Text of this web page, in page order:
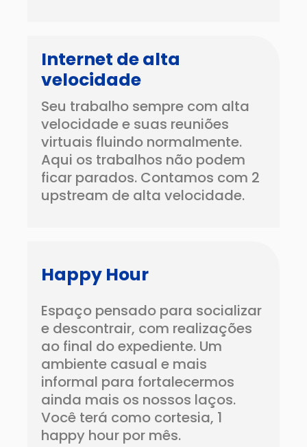
Internet de alta
velocidade
Seu trabalho sempre com alta
velocidade e suas reuniões
virtuais fluindo normalmente.
Aqui os trabalhos não podem
ficar parados. Contamos com 2
upstream de alta velocidade.
Happy Hour
Espaço pensado para socializar
e descontrair, com realizações
ao final do expediente. Um
ambiente casual e mais
informal para fortalecermos
ainda mais os nossos laços.
Você terá como cortesia, 1
happy hour por mês.